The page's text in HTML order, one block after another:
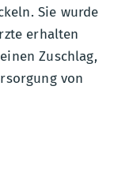
Sie wurde
erhalten
Zuschlag,
von